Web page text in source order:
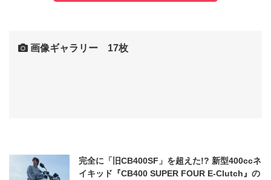
画像ギャラリー 17枚
完全に「旧CB400SF」を超えた!? 新型400ccネ
イキッド『CB400 SUPER FOUR E-Clutch』の